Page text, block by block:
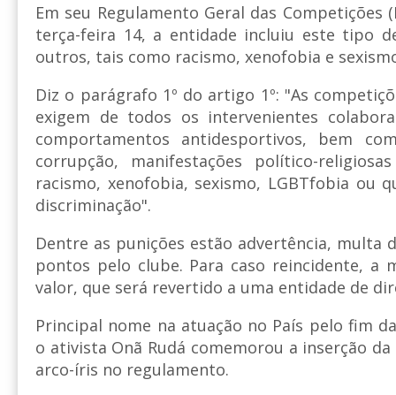
Em seu Regulamento Geral das Competições
terça-feira 14, a entidade incluiu este tipo
outros, tais como racismo, xenofobia e
Diz o parágrafo 1º do artigo 1º: "As
exigem de todos os intervenientes
comportamentos antidesportivos, bem
corrupção, manifestações político-
racismo, xenofobia, sexismo, LGBTfobia ou
discriminação".
Dentre as punições estão advertência, multa
pontos pelo clube. Para caso reincidente, a
valor, que será revertido a uma entidade de
Principal nome na atuação no País pelo fim
o ativista Onã Rudá comemorou a inserção
arco-íris no regulamento.